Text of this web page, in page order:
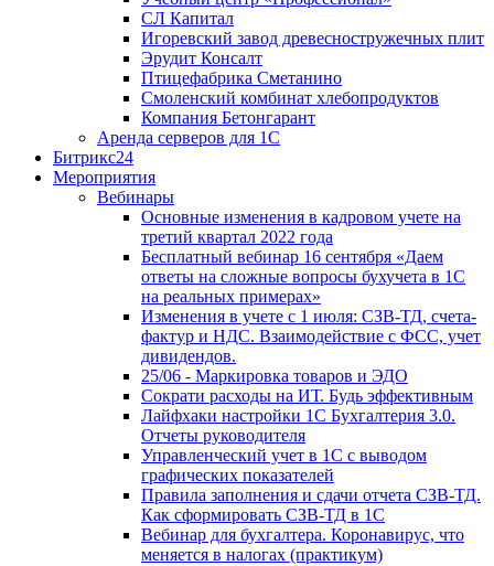
СЛ Капитал
Игоревский завод древесностружечных плит
Эрудит Консалт
Птицефабрика Сметанино
Смоленский комбинат хлебопродуктов
Компания Бетонгарант
Аренда серверов для 1С
Битрикс24
Мероприятия
Вебинары
Основные изменения в кадровом учете на
третий квартал 2022 года
Бесплатный вебинар 16 сентября «Даем
ответы на сложные вопросы бухучета в 1С
на реальных примерах»
Изменения в учете с 1 июля: СЗВ-ТД, счета-
фактур и НДС. Взаимодействие с ФСС, учет
дивидендов.
25/06 - Маркировка товаров и ЭДО
Сократи расходы на ИТ. Будь эффективным
Лайфхаки настройки 1С Бухгалтерия 3.0.
Отчеты руководителя
Управленческий учет в 1С с выводом
графических показателей
Правила заполнения и сдачи отчета СЗВ-ТД.
Как сформировать СЗВ-ТД в 1С
Вебинар для бухгалтера. Коронавирус, что
меняется в налогах (практикум)